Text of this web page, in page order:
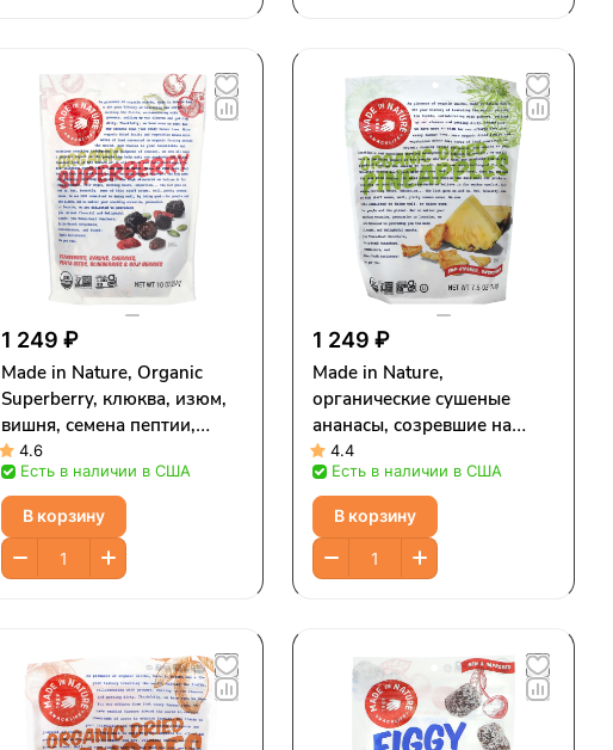
1 249 ₽
Made in Nature, Organic
Superberry, клюква, изюм,
вишня, семена пептии,
голубика и ягоды годжи,
284 г (10 унций)
4.6
Есть в наличии в США
В корзину
1 249 ₽
Made in Nature,
органические сушеные
ананасы, созревшие на
дереве и не обработанные
сернистым газом, 213 г (7,5
унции)
4.4
Есть в наличии в США
В корзину